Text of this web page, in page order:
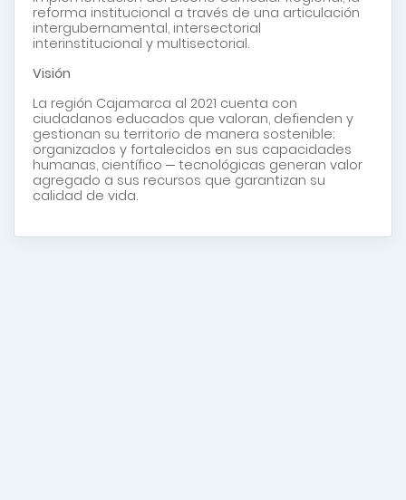
reforma institucional a través de una articulación
intergubernamental, intersectorial
interinstitucional y multisectorial.
Visión
La región Cajamarca al 2021 cuenta con
ciudadanos educados que valoran, defienden y
gestionan su territorio de manera sostenible;
organizados y fortalecidos en sus capacidades
humanas, científico ─ tecnológicas generan valor
agregado a sus recursos que garantizan su
calidad de vida.